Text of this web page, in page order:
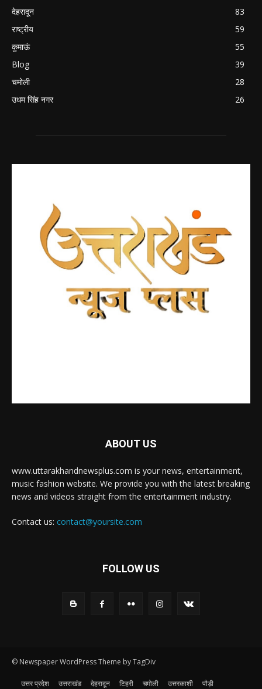
देहरादून
83
राष्ट्रीय
59
कुमाऊं
55
Blog
39
चमोली
28
उधम सिंह नगर
26
ABOUT US
www.uttarakhandnewsplus.com is your news, entertainment,
music fashion website. We provide you with the latest breaking
news and videos straight from the entertainment industry.
Contact us: contact@yoursite.com
FOLLOW US
© Newspaper WordPress Theme by TagDiv
उत्तर प्रदेश उत्तराखंड देहरादून टिहरी चमोली उत्तरकाशी पौड़ी